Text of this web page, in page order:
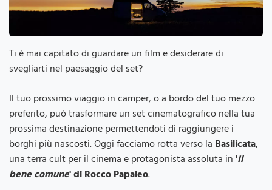
Ti è mai capitato di guardare un film e desiderare di
svegliarti nel paesaggio del set?
Il tuo prossimo viaggio in camper, o a bordo del tuo mezzo
preferito, può trasformare un set cinematografico nella tua
prossima destinazione permettendoti di raggiungere i
borghi più nascosti. Oggi facciamo rotta verso la Basilicata,
una terra cult per il cinema e protagonista assoluta in'Il
bene comune' di Rocco Papaleo.